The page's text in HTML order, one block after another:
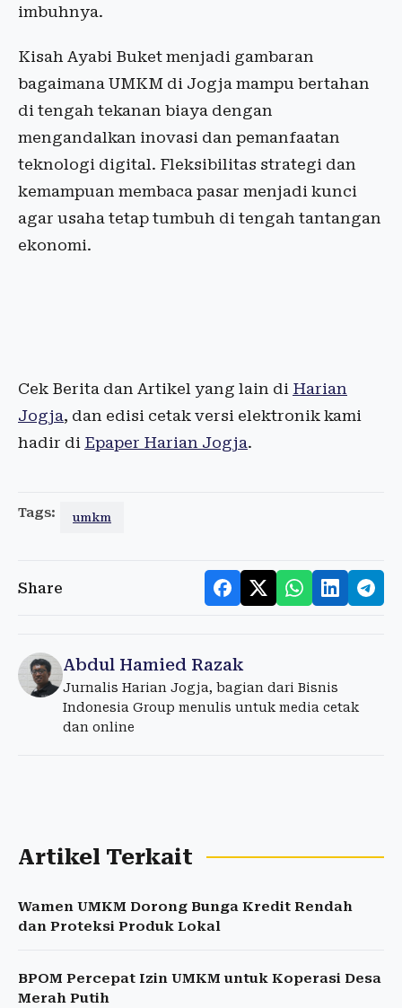
imbuhnya.
Kisah Ayabi Buket menjadi gambaran
bagaimana UMKM di Jogja mampu bertahan
di tengah tekanan biaya dengan
mengandalkan inovasi dan pemanfaatan
teknologi digital. Fleksibilitas strategi dan
kemampuan membaca pasar menjadi kunci
agar usaha tetap tumbuh di tengah tantangan
ekonomi.
Cek Berita dan Artikel yang lain di Harian
Jogja, dan edisi cetak versi elektronik kami
hadir di Epaper Harian Jogja.
Tags: umkm
Share
Abdul Hamied Razak
Jurnalis Harian Jogja, bagian dari Bisnis
Indonesia Group menulis untuk media cetak
dan online
Artikel Terkait
Wamen UMKM Dorong Bunga Kredit Rendah
dan Proteksi Produk Lokal
BPOM Percepat Izin UMKM untuk Koperasi Desa
Merah Putih